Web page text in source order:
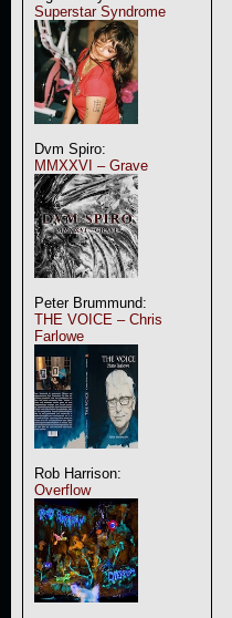
Superstar Syndrome
Dvm Spiro:
MMXXVI – Grave
Peter Brummund:
THE VOICE – Chris
Farlowe
Rob Harrison:
Overflow